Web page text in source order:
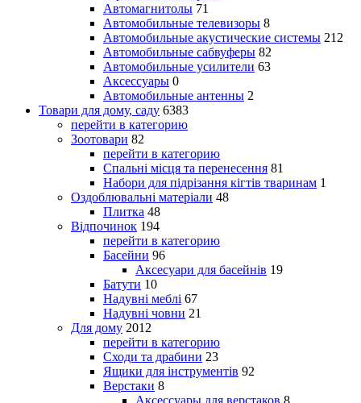
Автомагнитолы 71
Автомобильные телевизоры 8
Автомобильные акустические системы 212
Автомобильные сабвуферы 82
Автомобильные усилители 63
Аксессуары 0
Автомобильные антенны 2
Товари для дому, саду 6383
перейти в категорию
Зоотовари 82
перейти в категорию
Спальні місця та перенесення 81
Набори для підрізання кігтів тваринам 1
Оздоблювальні матеріали 48
Плитка 48
Відпочинок 194
перейти в категорию
Басейни 96
Аксесуари для басейнів 19
Батути 10
Надувні меблі 67
Надувні човни 21
Для дому 2012
перейти в категорию
Сходи та драбини 23
Ящики для інструментів 92
Верстаки 8
Аксессуары для верстаков 8